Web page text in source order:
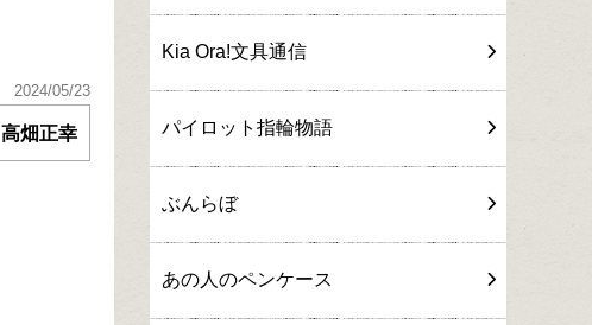
2024/05/23
高畑正幸
Kia Ora!文具通信
パイロット指輪物語
ぶんらぼ
あの人のペンケース